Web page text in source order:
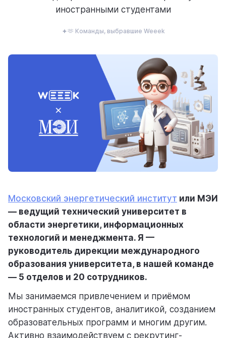
тарифные планы для любых команд
помощь
помогаем научиться работать в Weeek
иностранными студентами
🫶 Команды, выбравшие Weeek
Московский энергетический институт или МЭИ
— ведущий технический университет в
области энергетики, информационных
технологий и менеджмента. Я —
руководитель дирекции международного
образования университета, в нашей команде
— 5 отделов и 20 сотрудников.
Мы занимаемся привлечением и приёмом
иностранных студентов, аналитикой, созданием
образовательных программ и многим другим.
Активно взаимодействуем с рекрутинг-